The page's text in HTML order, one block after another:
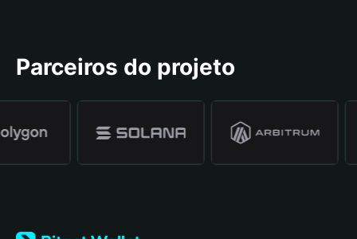
Parceiros do projeto